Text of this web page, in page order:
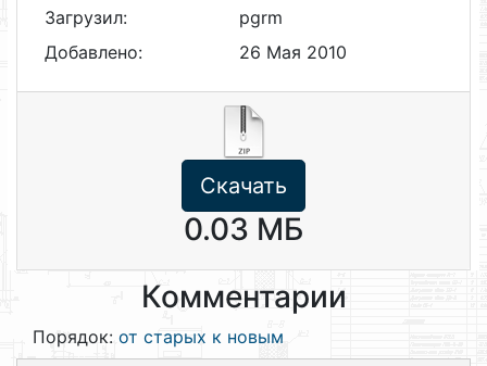
Загрузил:
pgrm
Добавлено:
26 Мая 2010
Скачать
0.03 МБ
Комментарии
Порядок: от старых к новым